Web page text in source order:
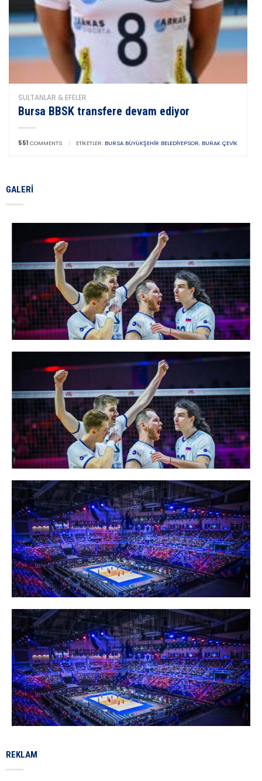
SULTANLAR & EFELER
Bursa BBSK transfere devam ediyor
551 COMMENTS | ETIKETLER: BURSA BÜYÜKŞEHIR BELEDIYEPSOR, BURAK ÇEVIK
GALERI
REKLAM